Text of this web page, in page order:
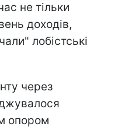
не тільки
доходів,
лобістські
через
опором